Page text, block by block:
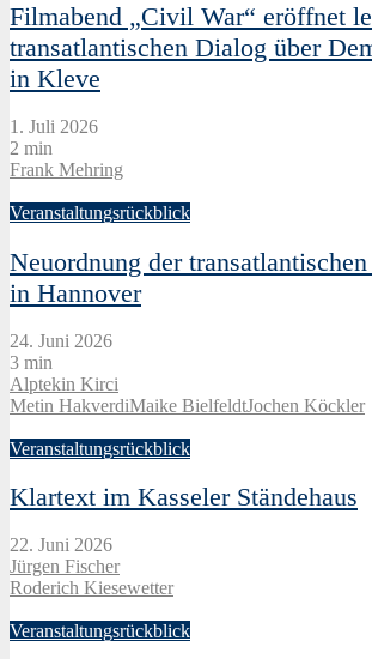
Filmabend „Civil War“ eröffnet
transatlantischen Dialog über
in Kleve
1. Juli 2026
2 min
Frank Mehring
Veranstaltungsrückblick
Neuordnung der
in Hannover
24. Juni 2026
3 min
Alptekin Kirci
Metin HakverdiMaike BielfeldtJochen Köckler
Veranstaltungsrückblick
Klartext im Kasseler Ständehaus
22. Juni 2026
Jürgen Fischer
Roderich Kiesewetter
Veranstaltungsrückblick